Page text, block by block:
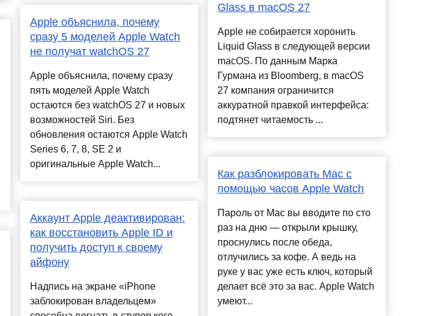
Apple объяснила, почему
сразу 5 моделей Apple Watch
не получат watchOS 27
Apple объяснила, почему сразу
пять моделей Apple Watch
остаются без watchOS 27 и новых
возможностей Siri. Без
обновления остаются Apple Watch
Series 6, 7, 8, SE 2 и
оригинальные Apple Watch...
Аккаунт Apple деактивирован:
как восстановить Apple ID и
получить доступ к своему
айфону
Надпись на экране «iPhone
заблокирован владельцем»
Glass в macOS 27
Apple не собирается хоронить
Liquid Glass в следующей версии
macOS. По данным Марка
Гурмана из Bloomberg, в macOS
27 компания ограничится
аккуратной правкой интерфейса:
подтянет читаемость ...
Как разблокировать Mac с
помощью часов Apple Watch
Пароль от Mac вы вводите по сто
раз на дню — открыли крышку,
проснулись после обеда,
отлучились за кофе. А ведь на
руке у вас уже есть ключ, который
делает всё это за вас. Apple Watch
умеют...